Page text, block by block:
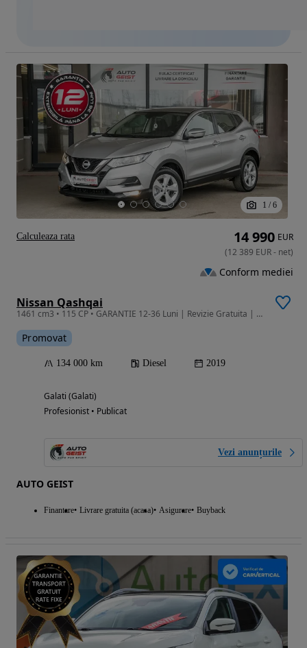
1 / 6
Nissan Qashqai
1461 cm3 • 115 CP • GARANTIE 12-36 Luni | Revizie Gratuita | Finantare | Rulaj Certificat
Promovat
134 000 km Diesel 2019
Galati (Galati)
Profesionist • Publicat
Vezi anunțurile
AUTO GEIST
Finantare Livrare gratuita (acasa) Asigurare Buyback
14 990 EUR
(12 389 EUR- net)
Conform mediei
Calculeaza rata